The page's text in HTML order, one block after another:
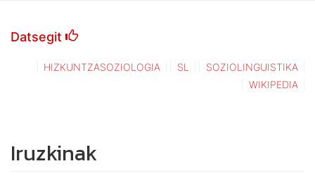
Datsegit
HIZKUNTZASOZIOLOGIA SL
SOZIOLINGUISTIKA
WIKIPEDIA
Iruzkinak